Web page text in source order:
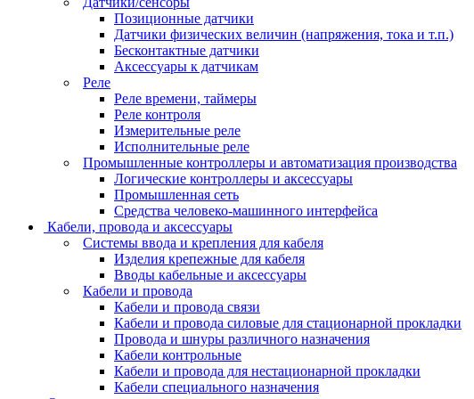
Позиционные датчики
Датчики физических величин (напряжения, тока и т.п.)
Бесконтактные датчики
Аксессуары к датчикам
Реле
Реле времени, таймеры
Реле контроля
Измерительные реле
Исполнительные реле
Промышленные контроллеры и автоматизация производства
Логические контроллеры и аксессуары
Промышленная сеть
Средства человеко-машинного интерфейса
Кабели, провода и аксессуары
Системы ввода и крепления для кабеля
Изделия крепежные для кабеля
Вводы кабельные и аксессуары
Кабели и провода
Кабели и провода связи
Кабели и провода силовые для стационарной прокладки
Провода и шнуры различного назначения
Кабели контрольные
Кабели и провода для нестационарной прокладки
Кабели специального назначения